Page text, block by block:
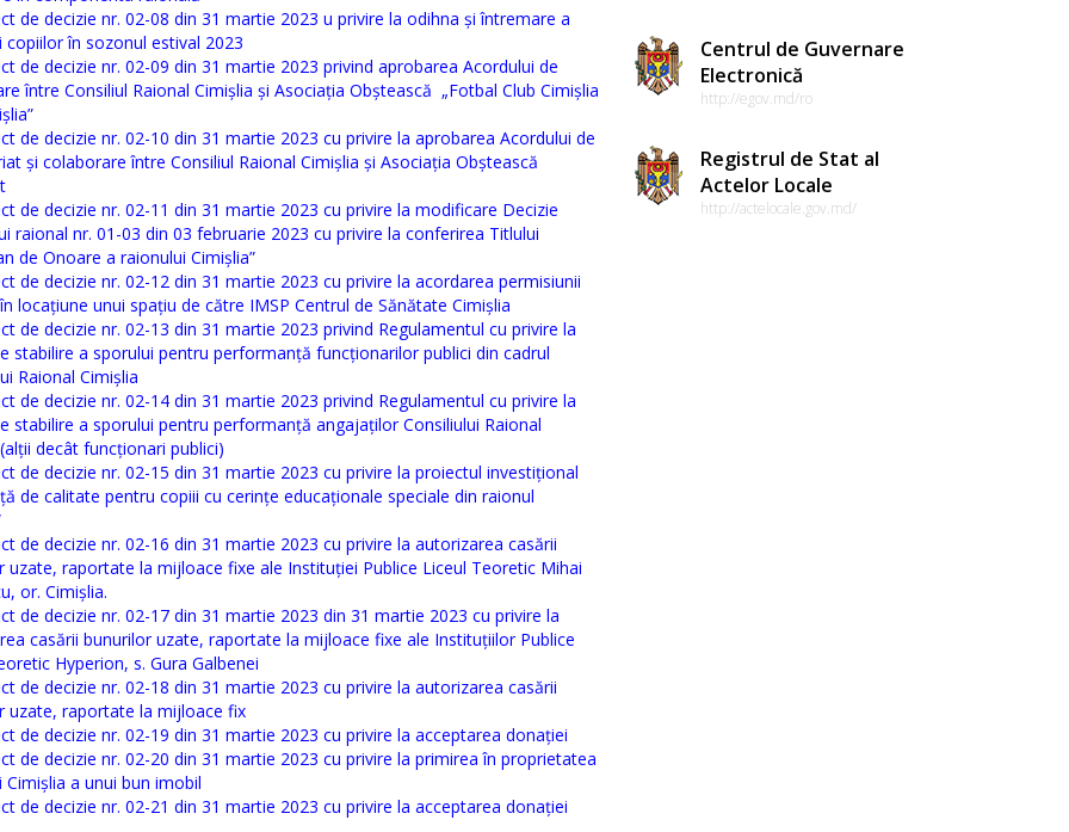
de decizie nr. 02-08 din 31 martie 2023 u privire la odihna și întremare a
copiilor în sozonul estival 2023
de decizie nr. 02-09 din 31 martie 2023 privind aprobarea Acordului de
între Consiliul Raional Cimișlia și Asociația Obștească „Fotbal Club Cimișlia
de decizie nr. 02-10 din 31 martie 2023 cu privire la aprobarea Acordului de
și colaborare între Consiliul Raional Cimișlia și Asociația Obștească
de decizie nr. 02-11 din 31 martie 2023 cu privire la modificare Decizie
raional nr. 01-03 din 03 februarie 2023 cu privire la conferirea Titlului
de Onoare a raionului Cimișlia”
de decizie nr. 02-12 din 31 martie 2023 cu privire la acordarea permisiunii
locațiune unui spațiu de către IMSP Centrul de Sănătate Cimișlia
de decizie nr. 02-13 din 31 martie 2023 privind Regulamentul cu privire la
stabilire a sporului pentru performanță funcționarilor publici din cadrul
Raional Cimișlia
de decizie nr. 02-14 din 31 martie 2023 privind Regulamentul cu privire la
stabilire a sporului pentru performanță angajaților Consiliului Raional
decât funcționari publici)
de decizie nr. 02-15 din 31 martie 2023 cu privire la proiectul investițional
de calitate pentru copiii cu cerințe educaționale speciale din raionul
de decizie nr. 02-16 din 31 martie 2023 cu privire la autorizarea casării
uzate, raportate la mijloace fixe ale Instituției Publice Liceul Teoretic Mihai
or. Cimișlia.
de decizie nr. 02-17 din 31 martie 2023 din 31 martie 2023 cu privire la
casării bunurilor uzate, raportate la mijloace fixe ale Instituțiilor Publice
Hyperion, s. Gura Galbenei
de decizie nr. 02-18 din 31 martie 2023 cu privire la autorizarea casării
uzate, raportate la mijloace fix
de decizie nr. 02-19 din 31 martie 2023 cu privire la acceptarea donației
de decizie nr. 02-20 din 31 martie 2023 cu privire la primirea în proprietatea
Cimișlia a unui bun imobil
de decizie nr. 02-21 din 31 martie 2023 cu privire la acceptarea donației
Centrul de Guvernare
Electronică
http://egov.md/ro
Registrul de Stat al
Actelor Locale
http://actelocale.gov.md/